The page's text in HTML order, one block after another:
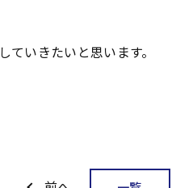
ていきたいと思います。